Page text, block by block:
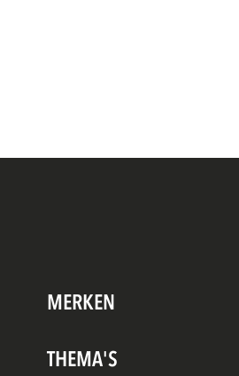
MERKEN
THEMA'S